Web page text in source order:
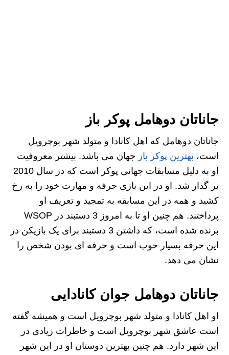
جاناتان دوهامل پوکر باز
جاناتان دوهامل که اهل کانادا و متولد شهر بوچرویل
است، بهترین پوکر باز جهان می باشد. بیشتر معروفیت
او به دلیل مسابقات جهانی پوکر است که در سال 2010
بر گذار شد. او در این بازی حرفه و مهارت خود را به رخ
کشید و همه در این مسابقه به تمجید و تعریف او
پرداختند. هم چنین او تا به امروز 3 دستبند در WSOP
برنده شده است، که داشتن 3 دستبند برای یک بازیکن در
این حرفه بسیار خوب است و حرفه ای بودن شخص را
نشان می دهد.
جاناتان دوهامل جوان کانادایی
او اهل کانادا و متولد شهر بوچرویل است و همیشه گفته
است عاشق شهر بوچرویل است و خاطرات زیادی در
این شهر دارد. هم چنین بهترین دوستان او در این شهر